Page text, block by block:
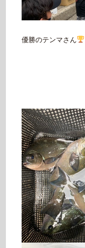
優勝のテンマさん